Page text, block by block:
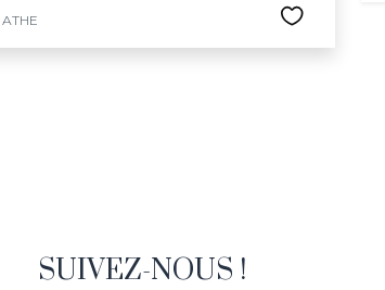
ATHE
SUIVEZ-NOUS !